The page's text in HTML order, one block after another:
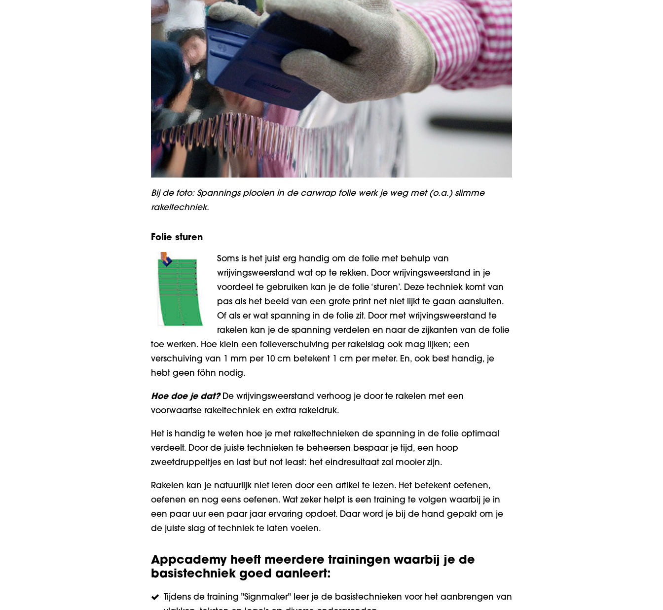
Bij de foto: Spannings plooien in de carwrap folie werk je weg met (o.a.) slimme
rakeltechniek.
Folie sturen
Soms is het juist erg handig om de folie met behulp van
wrijvingsweerstand wat op te rekken. Door wrijvingsweerstand in je
voordeel te gebruiken kan je de folie ‘sturen’. Deze techniek komt van
pas als het beeld van een grote print net niet lijkt te gaan aansluiten.
Of als er wat spanning in de folie zit. Door met wrijvingsweerstand te
rakelen kan je de spanning verdelen en naar de zijkanten van de folie
toe werken. Hoe klein een folieverschuiving per rakelslag ook mag lijken; een
verschuiving van 1 mm per 10 cm betekent 1 cm per meter. En, ook best handig, je
hebt geen föhn nodig.
Hoe doe je dat?De wrijvingsweerstand verhoog je door te rakelen met een
voorwaartse rakeltechniek en extra rakeldruk.
Het is handig te weten hoe je met rakeltechnieken de spanning in de folie optimaal
verdeelt. Door de juiste technieken te beheersen bespaar je tijd, een hoop
zweetdruppeltjes en last but not least: het eindresultaat zal mooier zijn.
Rakelen kan je natuurlijk niet leren door een artikel te lezen. Het betekent oefenen,
oefenen en nog eens oefenen. Wat zeker helpt is een training te volgen waarbij je in
een paar uur een paar jaar ervaring opdoet. Daar word je bij de hand gepakt om je
de juiste slag of techniek te laten voelen.
Appcademy heeft meerdere trainingen waarbij je de
basistechniek goed aanleert:
Tijdens de training "Signmaker" leer je de basistechnieken voor het aanbrengen van